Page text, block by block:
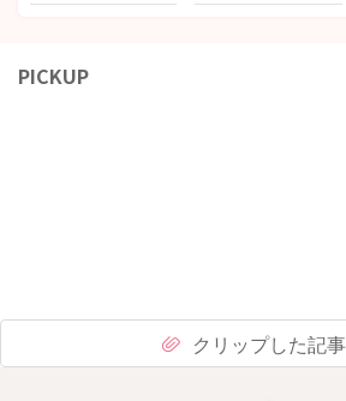
PICKUP
クリップした記事